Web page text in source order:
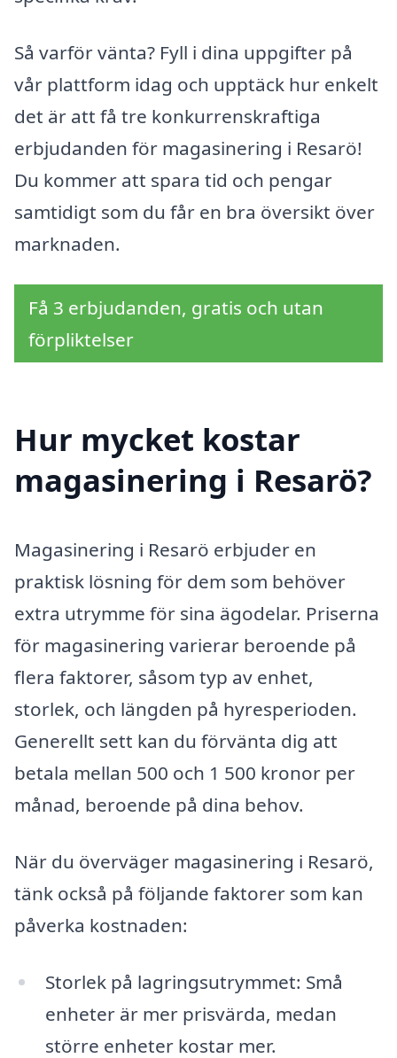
Så varför vänta? Fyll i dina uppgifter på
vår plattform idag och upptäck hur enkelt
det är att få tre konkurrenskraftiga
erbjudanden för magasinering i Resarö!
Du kommer att spara tid och pengar
samtidigt som du får en bra översikt över
marknaden.
Få 3 erbjudanden, gratis och utan
förpliktelser
Hur mycket kostar
magasinering i Resarö?
Magasinering i Resarö erbjuder en
praktisk lösning för dem som behöver
extra utrymme för sina ägodelar. Priserna
för magasinering varierar beroende på
flera faktorer, såsom typ av enhet,
storlek, och längden på hyresperioden.
Generellt sett kan du förvänta dig att
betala mellan 500 och 1 500 kronor per
månad, beroende på dina behov.
När du överväger magasinering i Resarö,
tänk också på följande faktorer som kan
påverka kostnaden:
Storlek på lagringsutrymmet: Små
enheter är mer prisvärda, medan
större enheter kostar mer.